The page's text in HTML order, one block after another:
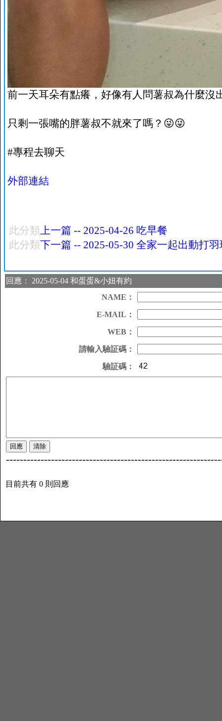
前一天耳朵有點癢，好像有人問薯叔為什麼沒
只剩一張嘴的胖薯叔不就來了嗎？😜😜
#專程去聊天
外部連結
此分類 上一篇 -- 2025-04-26 吃早餐
此分類下一篇 -- 2025-05-30 全家一起出動打羽
回應： 2025-05-04 和蛋蛋&小妞有約
NAME：
E-MAIL：
WEB：
請輸入驗証碼：
驗証碼：
目前共有 0 則回應